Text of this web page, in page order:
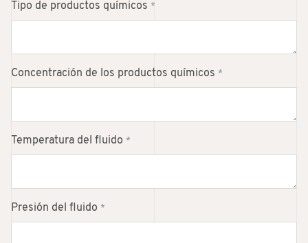
Tipo de productos químicos *
Concentración de los productos químicos *
Temperatura del fluido *
Presión del fluido *